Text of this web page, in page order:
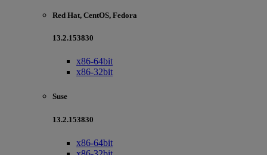
Red Hat, CentOS, Fedora
13.2.153830
x86-64bit
x86-32bit
Suse
13.2.153830
x86-64bit